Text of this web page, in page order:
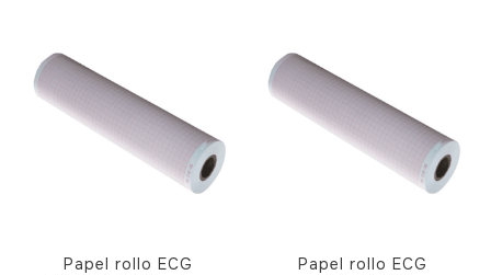
Papel rollo ECG
Papel rollo ECG